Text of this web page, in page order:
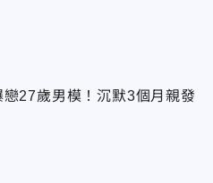
27歲男模！沉默3個月親發